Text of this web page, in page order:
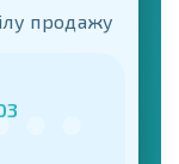
продажу